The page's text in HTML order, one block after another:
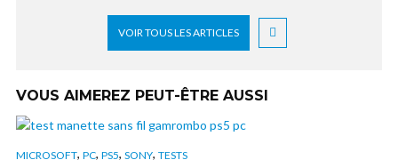
VOIR TOUS LES ARTICLES
VOUS AIMEREZ PEUT-ÊTRE AUSSI
MICROSOFT, PC, PS5, SONY, TESTS